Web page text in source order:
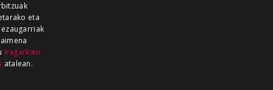
GUKA
eta
Iragarkien
atalean.